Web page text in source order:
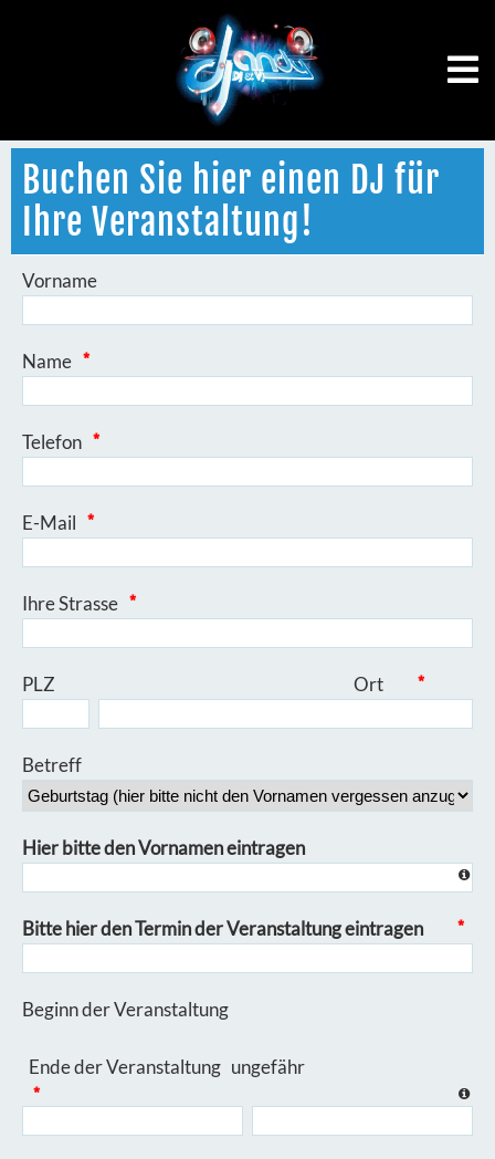
Buchen Sie hier einen DJ für
Ihre Veranstaltung!
Vorname
Name *
Telefon *
E-Mail *
Ihre Strasse *
PLZ Ort *
Betreff
Hier bitte den Vornamen eintragen
Bitte hier den Termin der Veranstaltung eintragen *
Beginn der Veranstaltung
Ende der Veranstaltung ungefähr
*